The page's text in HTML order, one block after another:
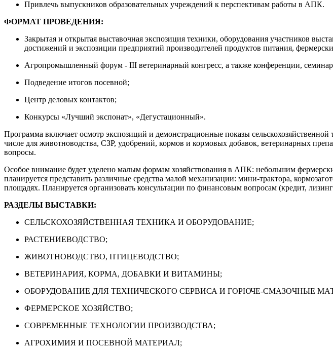
Привлечь выпускников образовательных учреждений к перспективам работы в АПК.
ФОРМАТ ПРОВЕДЕНИЯ:
Закрытая и открытая выставочная экспозиция техники, оборудования участников
достижений и экспозиции предприятий производителей продуктов питания,
Агропромышленный форум - III ветеринарный конгресс, а также конференции,
Подведение итогов посевной;
Центр деловых контактов;
Конкурсы «Лучший экспонат», «Дегустационный».
Программа включает осмотр экспозиций и демонстрационные показы
числе для животноводства, СЗР, удобрений, кормов и кормовых добавок, ветеринарных
вопросы.
Особое внимание будет уделено малым формам хозяйствования в АПК: небольшим
планируется представить различные средства малой механизации: мини-трактора,
площадях. Планируется организовать консультации по финансовым вопросам (кредит,
РАЗДЕЛЫ ВЫСТАВКИ:
СЕЛЬСКОХОЗЯЙСТВЕННАЯ ТЕХНИКА И ОБОРУДОВАНИЕ;
РАСТЕНИЕВОДСТВО;
ЖИВОТНОВОДСТВО, ПТИЦЕВОДСТВО;
ВЕТЕРИНАРИЯ, КОРМА, ДОБАВКИ И ВИТАМИНЫ;
ОБОРУДОВАНИЕ ДЛЯ ТЕХНИЧЕСКОГО СЕРВИСА И ГОРЮЧЕ-СМАЗОЧНЫЕ
ФЕРМЕРСКОЕ ХОЗЯЙСТВО;
СОВРЕМЕННЫЕ ТЕХНОЛОГИИ ПРОИЗВОДСТВА;
АГРОХИМИЯ И ПОСЕВНОЙ МАТЕРИАЛ;